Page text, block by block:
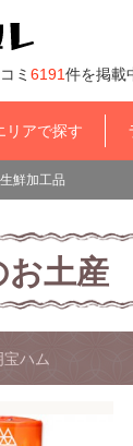
ミ 6191件を掲載
リアで探す
生鮮加工品
お土産
宝ハム